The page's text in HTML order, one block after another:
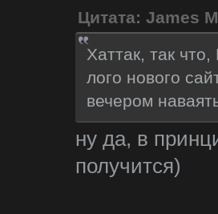
Цитата: James
Хаттак, так
лого нового
вечером
ну да, в
получится)